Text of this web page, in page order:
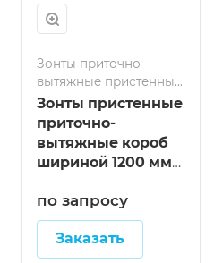
Зонты приточно-
вытяжные пристенные
тип короб
Зонты пристенные
приточно-
вытяжные короб
шириной 1200 мм
по запросу
Заказать